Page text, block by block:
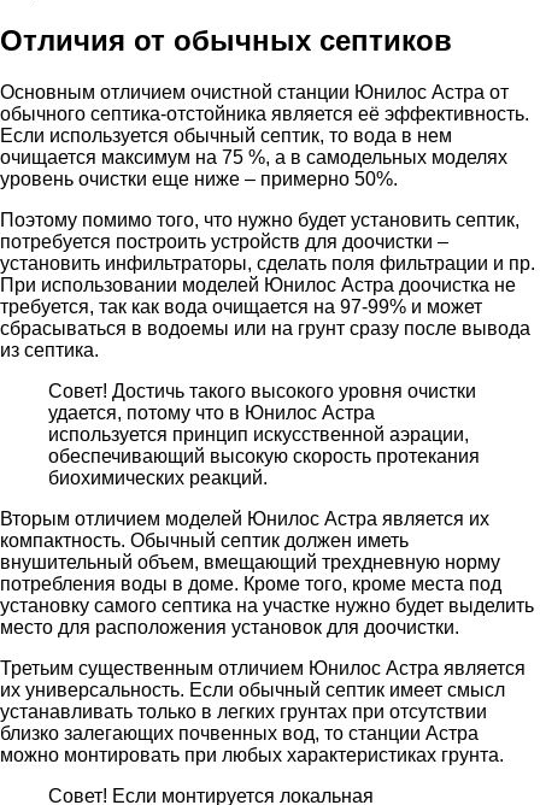
Отличия от обычных септиков
Основным отличием очистной станции Юнилос Астра от
обычного септика-отстойника является её эффективность.
Если используется обычный септик, то вода в нем
очищается максимум на 75 %, а в самодельных моделях
уровень очистки еще ниже – примерно 50%.
Поэтому помимо того, что нужно будет установить септик,
потребуется построить устройств для доочистки –
установить инфильтраторы, сделать поля фильтрации и пр.
При использовании моделей Юнилос Астра доочистка не
требуется, так как вода очищается на 97-99% и может
сбрасываться в водоемы или на грунт сразу после вывода
из септика.
Совет! Достичь такого высокого уровня очистки
удается, потому что в Юнилос Астра
используется принцип искусственной аэрации,
обеспечивающий высокую скорость протекания
биохимических реакций.
Вторым отличием моделей Юнилос Астра является их
компактность. Обычный септик должен иметь
внушительный объем, вмещающий трехдневную норму
потребления воды в доме. Кроме того, кроме места под
установку самого септика на участке нужно будет выделить
место для расположения установок для доочистки.
Третьим существенным отличием Юнилос Астра является
их универсальность. Если обычный септик имеет смысл
устанавливать только в легких грунтах при отсутствии
близко залегающих почвенных вод, то станции Астра
можно монтировать при любых характеристиках грунта.
Совет! Если монтируется локальная